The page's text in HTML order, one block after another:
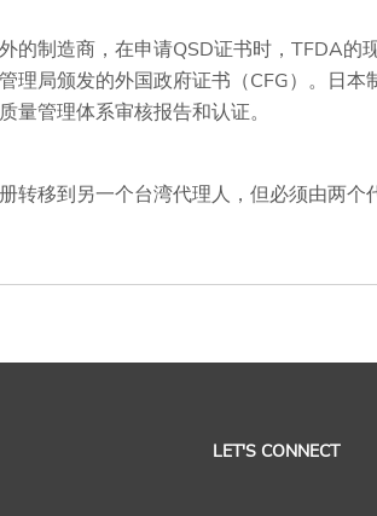
的制造商，在申请QSD证书时，TFDA的
理局颁发的外国政府证书（CFG）。日
管理体系审核报告和认证。
转移到另一个台湾代理人，但必须由两
LET'S CONNECT